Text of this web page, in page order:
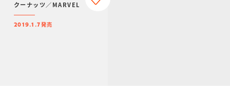
クーナッツ／MARVEL
2019.1.7発売